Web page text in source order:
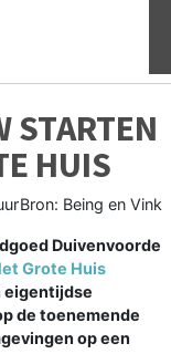
STARTEN
HUIS
Bron: Being en Vink
Duivenvoorde
Grote Huis
eigentijdse
de toenemende
op een